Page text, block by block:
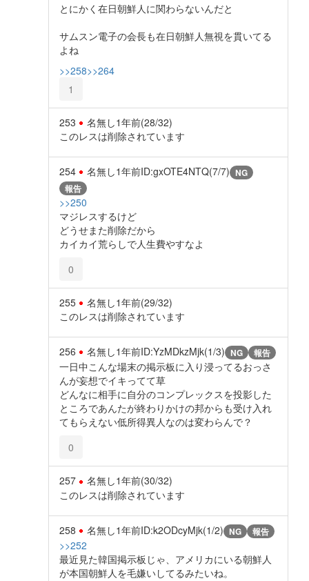
とにかく在日朝鮮人に関わらないんだと
サムスン電子の会長も在日朝鮮人無視を貫いてる
よね
>>258>>264
1
253 名無し1年前(28/32)
このレスは削除されています
254 名無し1年前ID:gxOTE4NTQ(7/7) NG
報告
>>250
マジレスするけど
どうせまた削除だから
カイカイ荒らしで人生費やすなよ
0
255 名無し1年前(29/32)
このレスは削除されています
256 名無し1年前ID:YzMDkzMjk(1/3) NG 報告
一日中こんな場末の掲示板に入り浸ってるおっさ
んが妄想でイキってて草
どんなに相手に自分のコンプレックスを投影した
ところであんたが終わりかけの邦からも受け入れ
てもらえない低所得異人なのは変わらんで？
0
257 名無し1年前(30/32)
このレスは削除されています
258 名無し1年前ID:k2ODcyMjk(1/2) NG 報告
>>252
最近見た韓国掲示板じゃ、アメリカにいる朝鮮人
が本国朝鮮人を毛嫌いしてるみたいね。